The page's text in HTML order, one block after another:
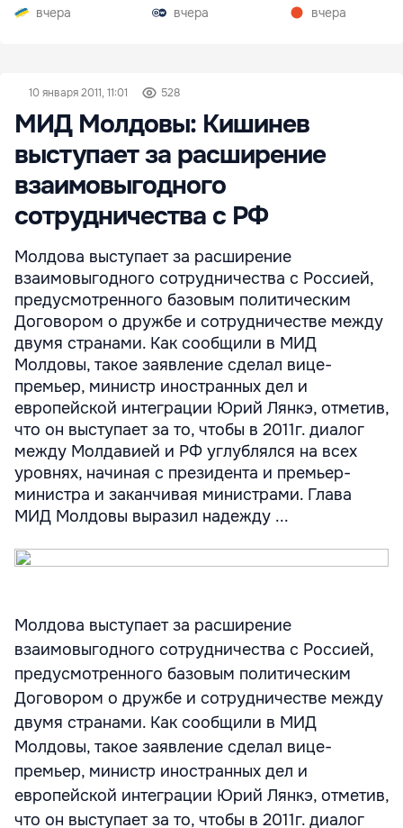
вчера
вчера
вчера
10 января 2011, 11:01 528
МИД Молдовы: Кишинев
выступает за расширение
взаимовыгодного
сотрудничества с РФ
Молдова выступает за расширение
взаимовыгодного сотрудничества с Россией,
предусмотренного базовым политическим
Договором о дружбе и сотрудничестве между
двумя странами. Как сообщили в МИД
Молдовы, такое заявление сделал вице-
премьер, министр иностранных дел и
европейской интеграции Юрий Лянкэ, отметив,
что он выступает за то, чтобы в 2011г. диалог
между Молдавией и РФ углублялся на всех
уровнях, начиная с президента и премьер-
министра и заканчивая министрами. Глава
МИД Молдовы выразил надежду ...
Молдова выступает за расширение
взаимовыгодного сотрудничества с Россией,
предусмотренного базовым политическим
Договором о дружбе и сотрудничестве между
двумя странами. Как сообщили в МИД
Молдовы, такое заявление сделал вице-
премьер, министр иностранных дел и
европейской интеграции Юрий Лянкэ, отметив,
что он выступает за то, чтобы в 2011г. диалог